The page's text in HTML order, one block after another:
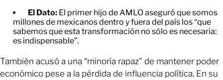
El Dato: El primer hijo de AMLO aseguró que somos
millones de mexicanos dentro y fuera del país los “que
sabemos que esta transformación no sólo es necesaria:
es indispensable”.
También acusó a una “minoría rapaz” de mantener poder
económico pese a la pérdida de influencia política. En su